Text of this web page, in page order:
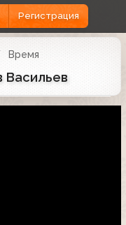
Регистрация
Время
Васильев